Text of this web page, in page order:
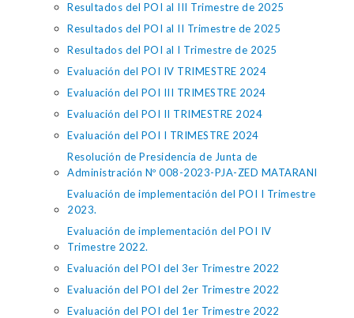
Resultados del POI al III Trimestre de 2025
Resultados del POI al II Trimestre de 2025
Resultados del POI al I Trimestre de 2025
Evaluación del POI IV TRIMESTRE 2024
Evaluación del POI III TRIMESTRE 2024
Evaluación del POI II TRIMESTRE 2024
Evaluación del POI I TRIMESTRE 2024
Resolución de Presidencia de Junta de
Administración Nº 008-2023-PJA-ZED MATARANI
Evaluación de implementación del POI I Trimestre
2023.
Evaluación de implementación del POI IV
Trimestre 2022.
Evaluación del POI del 3er Trimestre 2022
Evaluación del POI del 2er Trimestre 2022
Evaluación del POI del 1er Trimestre 2022